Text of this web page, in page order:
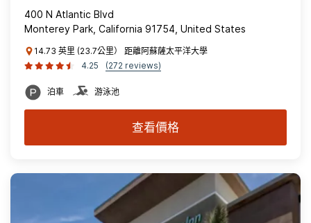
400 N Atlantic Blvd
Monterey Park, California 91754, United States
14.73 英里 (23.7公里） 距離阿蘇薩太平洋大學
4.25
(272 reviews)
泊車 游泳池
查看價格